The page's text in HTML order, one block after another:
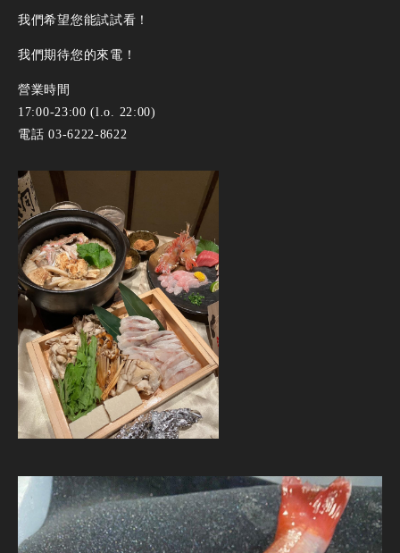
我們希望您能試試看！
我們期待您的來電！
營業時間
17:00-23:00 (l.o. 22:00)
電話 03-6222-8622